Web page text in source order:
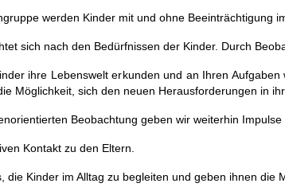
werden Kinder mit und ohne Beeinträchtigung
sich nach den Bedürfnissen der Kinder. Durch
ihre Lebenswelt erkunden und an Ihren
Möglichkeit, sich den neuen Herausforderungen in
Beobachtung geben wir weiterhin
Kontakt zu den Eltern.
die Kinder im Alltag zu begleiten und geben ihnen die